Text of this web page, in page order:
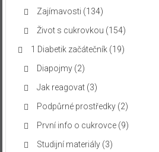
Zajímavosti (134)
Život s cukrovkou (154)
1 Diabetik začátečník(19)
Diapojmy(2)
Jak reagovat(3)
Podpůrné prostředky(2)
První info o cukrovce(9)
Studijní materiály(3)